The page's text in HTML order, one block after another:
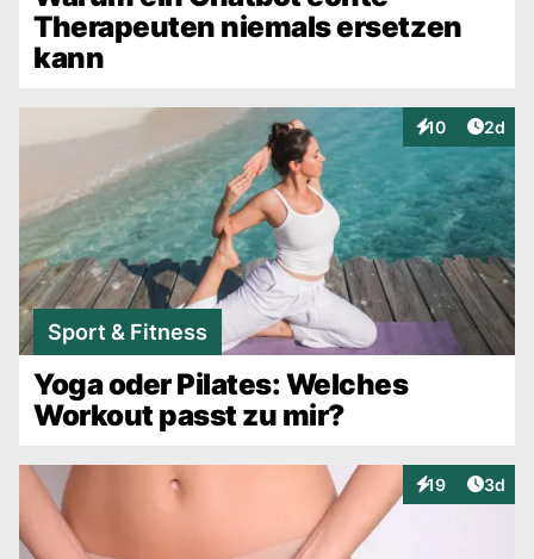
Therapeuten niemals ersetzen
kann
10
Interaktionen
2d
Sport & Fitness
Yoga oder Pilates: Welches
Workout passt zu mir?
19
Interaktionen
3d